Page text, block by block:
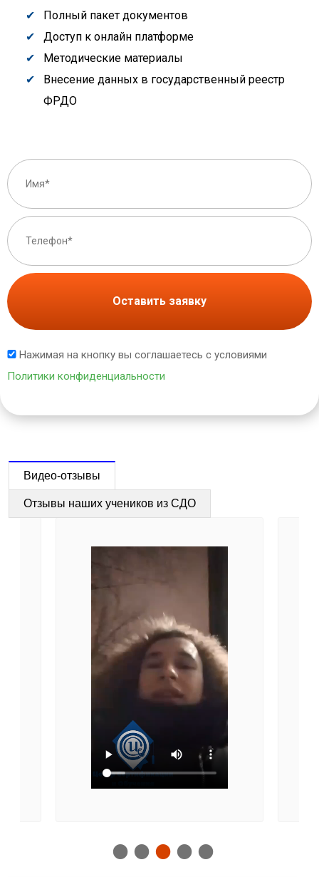
Полный пакет документов
Доступ к онлайн платформе
Методические материалы
Внесение данных в государственный реестр
ФРДО
Оставить заявку
Нажимая на кнопку вы соглашаетесь с условиями
Политики конфиденциальности
Видео-отзывы
Отзывы наших учеников из СДО